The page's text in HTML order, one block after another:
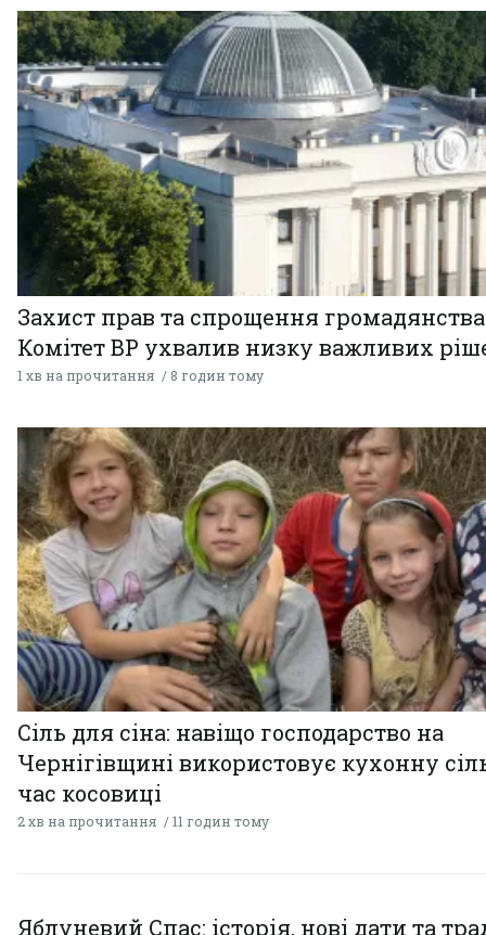
Захист прав та спрощення
Комітет ВР ухвалив низку важливих
1 хв на прочитання 8 годин тому
Сіль для сіна: навіщо господарство на
Чернігівщині використовує кухонну
час косовиці
2 хв на прочитання 11 годин тому
Яблуневий Спас: історія, нові дати та